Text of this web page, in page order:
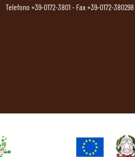
Telefono +39-0172-3801- Fax +39-0172-